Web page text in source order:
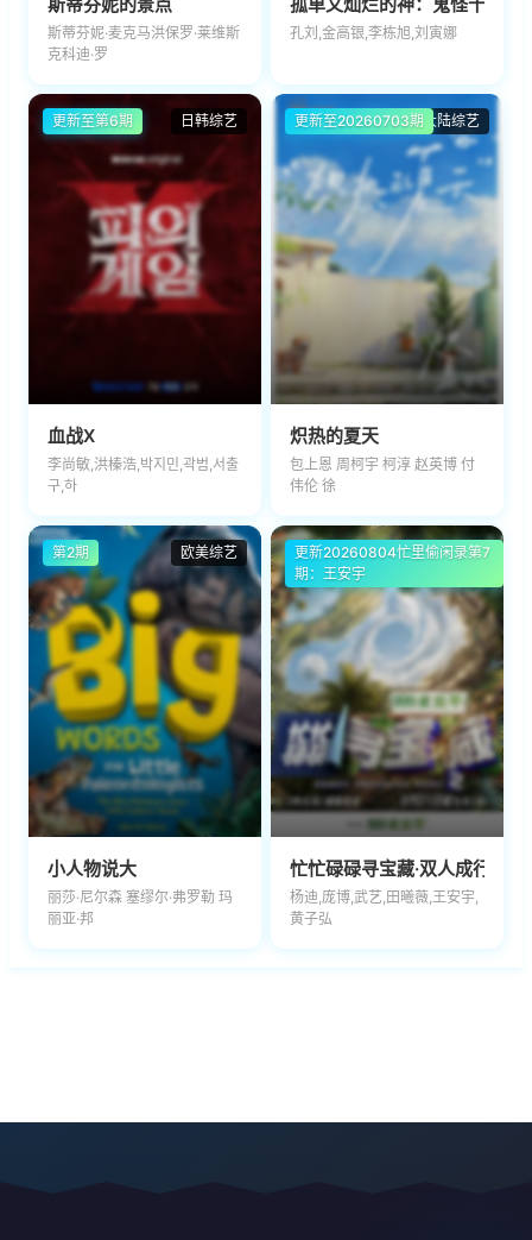
斯蒂芬妮·麦克马洪保罗·莱维斯
克科迪·罗
孔刘,金高银,李栋旭,刘寅娜
日韩综艺
更新至第6期
血战X
李尚敏,洪榛浩,박지민,곽범,서출
구,하
大陆综艺
更新至20260703期
炽热的夏天
包上恩 周柯宇 柯淳 赵英博 付
伟伦 徐
欧美综艺
第2期
小人物说大
丽莎·尼尔森 塞缪尔·弗罗勒 玛
丽亚·邦
大陆综艺
更新20260804忙里偷闲录第7
期：王安宇
忙忙碌碌寻宝藏·双人成行季
杨迪,庞博,武艺,田曦薇,王安宇,
黄子弘